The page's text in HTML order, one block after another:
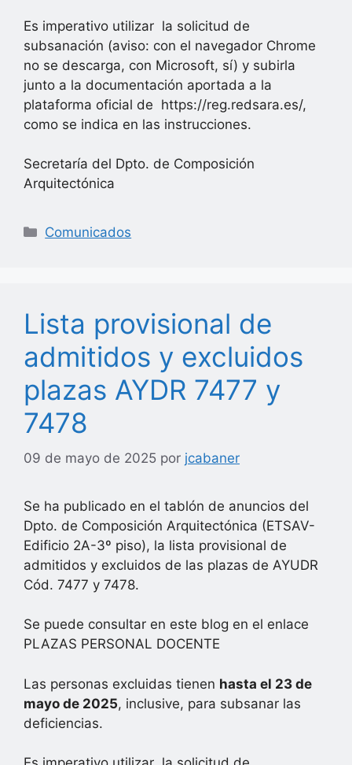
Es imperativo utilizar la solicitud de
subsanación (aviso: con el navegador Chrome
no se descarga, con Microsoft, sí) y subirla
junto a la documentación aportada a la
plataforma oficial de https://reg.redsara.es/,
como se indica en las instrucciones.
Secretaría del Dpto. de Composición
Arquitectónica
Categorías
Comunicados
Lista provisional de
admitidos y excluidos
plazas AYDR 7477 y
7478
09 de mayo de 2025 por jcabaner
Se ha publicado en el tablón de anuncios del
Dpto. de Composición Arquitectónica (ETSAV-
Edificio 2A-3º piso), la lista provisional de
admitidos y excluidos de las plazas de AYUDR
Cód. 7477 y 7478.
Se puede consultar en este blog en el enlace
PLAZAS PERSONAL DOCENTE
Las personas excluidas tienen hasta el 23 de
mayo de 2025, inclusive, para subsanar las
deficiencias.